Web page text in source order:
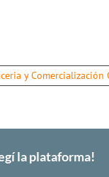
y Comercialización
la plataforma!